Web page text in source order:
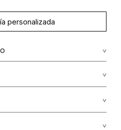
personalizada
Master Card y American